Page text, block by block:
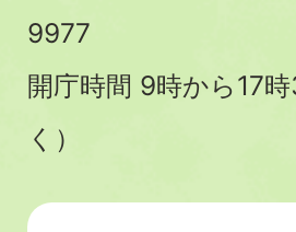
9977
開庁時間 9時から17
く）